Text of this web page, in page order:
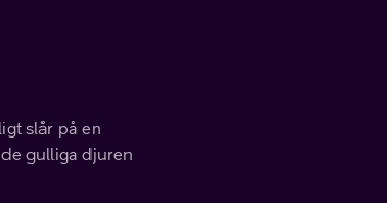
slår på en
gulliga djuren